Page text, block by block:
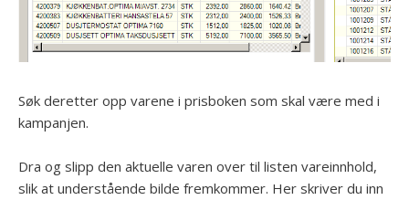
Søk deretter opp varene i prisboken som skal være med i
kampanjen.
Dra og slipp den aktuelle varen over til listen vareinnhold,
slik at understående bilde fremkommer. Her skriver du inn